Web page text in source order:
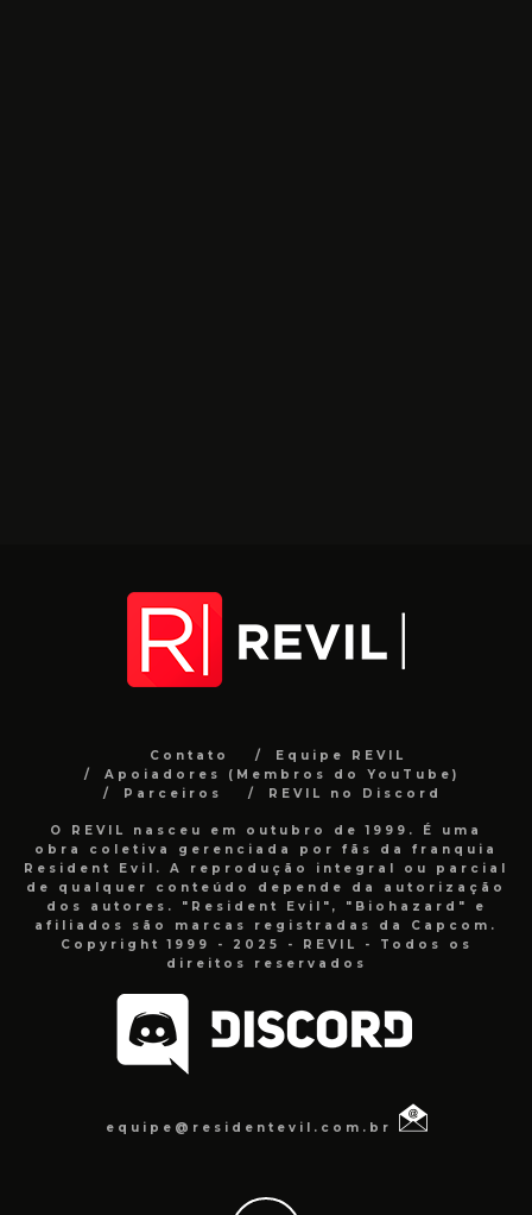
Contato
Equipe REVIL
Apoiadores (Membros do YouTube)
Parceiros
REVIL no Discord
O REVIL nasceu em outubro de 1999. É uma
obra coletiva gerenciada por fãs da franquia
Resident Evil. A reprodução integral ou parcial
de qualquer conteúdo depende da autorização
dos autores. "Resident Evil", "Biohazard" e
afiliados são marcas registradas da Capcom.
Copyright 1999 - 2025 - REVIL - Todos os
direitos reservados
equipe@residentevil.com.br